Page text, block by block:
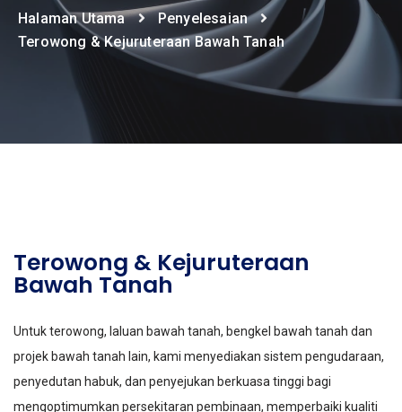
Halaman Utama
Penyelesaian
Terowong & Kejuruteraan Bawah Tanah
Terowong & Kejuruteraan
Bawah Tanah
Untuk terowong, laluan bawah tanah, bengkel bawah tanah dan
projek bawah tanah lain, kami menyediakan sistem pengudaraan,
penyedutan habuk, dan penyejukan berkuasa tinggi bagi
mengoptimumkan persekitaran pembinaan, memperbaiki kualiti